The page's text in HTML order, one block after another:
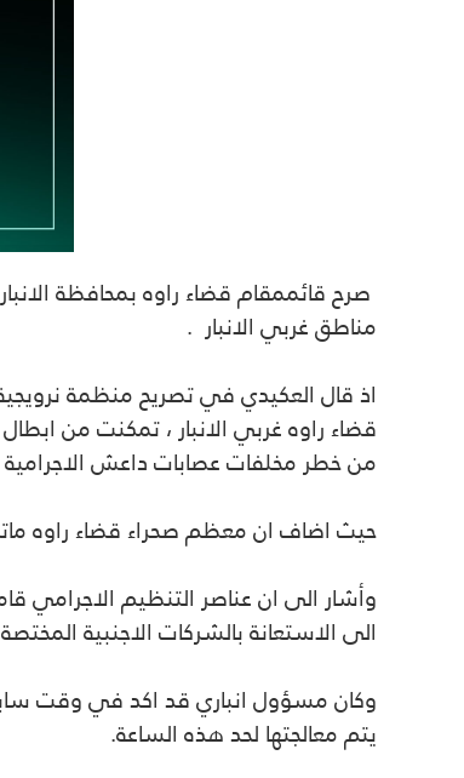
مناطق غربي الانبار .
اذ قال العكيدي في تصريح منظمة
من خطر مخلفات عصابات داعش الاجرامية
حيث اضاف ان معظم صحراء قضاء راوه
وأشار الى ان عناصر التنظيم الاجرامي
الى الاستعانة بالشركات الاجنبية
وكان مسؤول انباري قد اكد في وقت
يتم معالجتها لحد هذه الساعة.